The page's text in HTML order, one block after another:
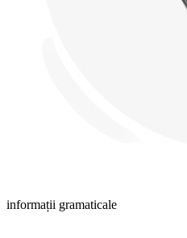
informații gramaticale